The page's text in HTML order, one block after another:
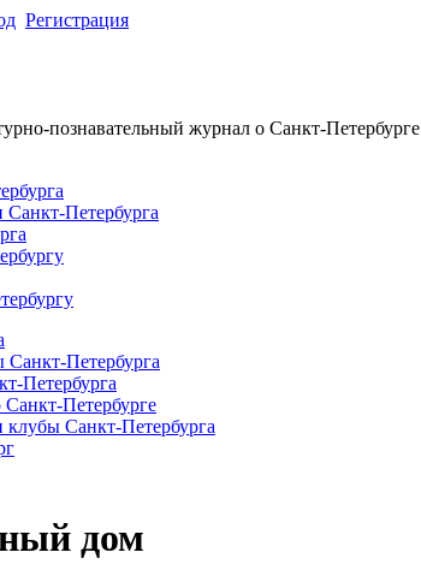
Регистрация
познавательный журнал о Санкт-Петербурге
Санкт-Петербурга
Санкт-Петербурга
Петербурга
Петербурге
Санкт-Петербурга
дом